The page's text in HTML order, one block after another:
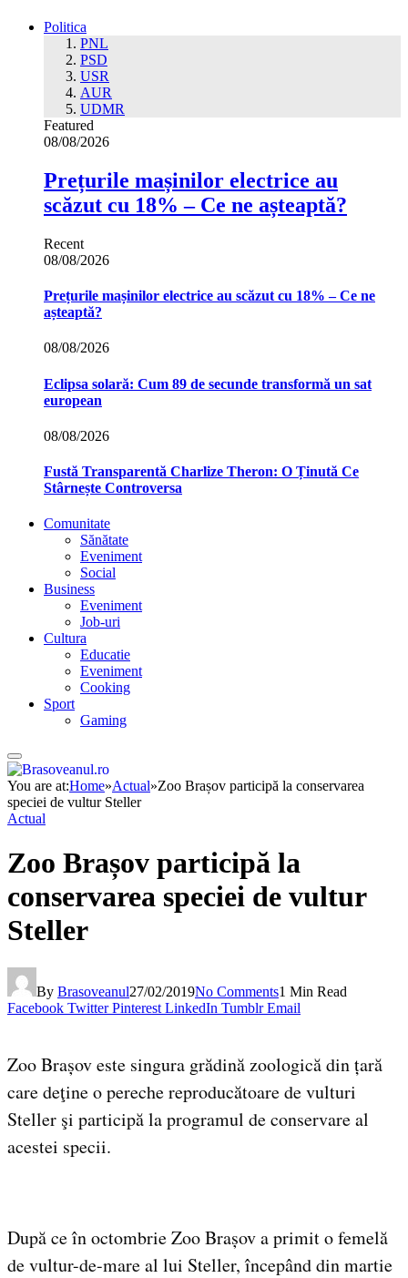
Politica
PNL
PSD
USR
AUR
UDMR
Featured
08/08/2026
Prețurile mașinilor electrice au
scăzut cu 18% – Ce ne așteaptă?
Recent
08/08/2026
Prețurile mașinilor electrice au scăzut cu 18% – Ce ne
așteaptă?
08/08/2026
Eclipsa solară: Cum 89 de secunde transformă un sat
european
08/08/2026
Fustă Transparentă Charlize Theron: O Ținută Ce
Stârnește Controversa
Comunitate
Sănătate
Eveniment
Social
Business
Eveniment
Job-uri
Cultura
Educatie
Eveniment
Cooking
Sport
Gaming
You are at:Home»Actual»Zoo Brașov participă la conservarea
speciei de vultur Steller
Actual
Zoo Brașov participă la
conservarea speciei de vultur
Steller
By Brasoveanul27/02/2019No Comments1 Min Read
Facebook Twitter Pinterest LinkedIn Tumblr Email
Zoo Brașov este singura grădină zoologică din țară
care deţine o pereche reproducătoare de vulturi
Steller şi participă la programul de conservare al
acestei specii.
După ce în octombrie Zoo Brașov a primit o femelă
de vultur-de-mare al lui Steller, începând din martie